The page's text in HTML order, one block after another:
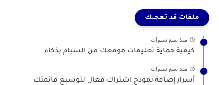
ملفات قد تعجبك
منذ بضع سنوات
كيفية حماية تعليقات موقعك من السبام بذكاء
منذ بضع سنوات
أسرار إضافة نموذج اشتراك فعال لتوسيع قائمتك